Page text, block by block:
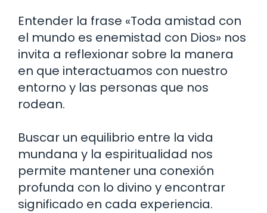
Entender la frase «Toda amistad con
el mundo es enemistad con Dios» nos
invita a reflexionar sobre la manera
en que interactuamos con nuestro
entorno y las personas que nos
rodean.
Buscar un equilibrio entre la vida
mundana y la espiritualidad nos
permite mantener una conexión
profunda con lo divino y encontrar
significado en cada experiencia.